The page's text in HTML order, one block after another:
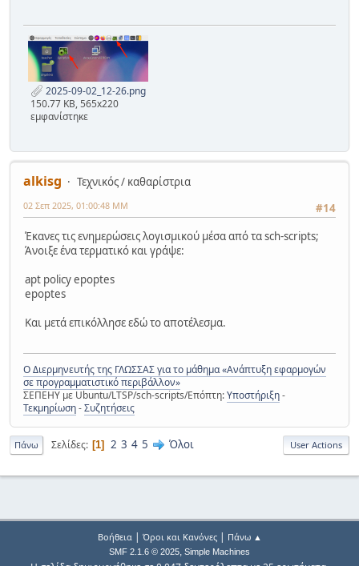
2025-09-02_12-26.png
150.77 KB, 565x220
εμφανίστηκε
alkisg
Τεχνικός / καθαρίστρια
#14
02 Σεπ 2025, 01:00:48 ΜΜ
Έκανες τις ενημερώσεις λογισμικού μέσα από τα sch-scripts;
Άνοιξε ένα τερματικό και γράψε:
apt policy epoptes
epoptes
Και μετά επικόλλησε εδώ το αποτέλεσμα.
Ο Διερμηνευτής της ΓΛΩΣΣΑΣ για το μάθημα «Ανάπτυξη εφαρμογών
σε προγραμματιστικό περιβάλλον»
ΣΕΠΕΗΥ με Ubuntu/LTSP/sch-scripts/Επόπτη:Υποστήριξη-
Τεκμηρίωση-Συζητήσεις
Πάνω Σελίδες 1 2 3 4 5 Όλοι User Actions
Βοήθεια| Όροι και Κανόνες| Πάνω ▲
SMF 2.1.6 © 2025, Simple Machines